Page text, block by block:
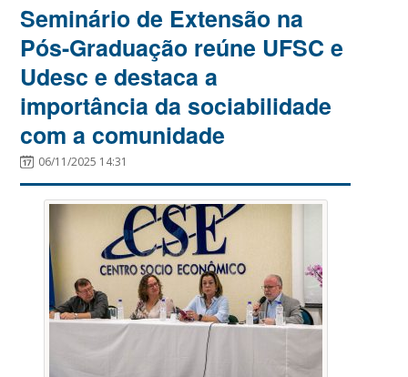
Seminário de Extensão na
Pós-Graduação reúne UFSC e
Udesc e destaca a
importância da sociabilidade
com a comunidade
06/11/2025 14:31